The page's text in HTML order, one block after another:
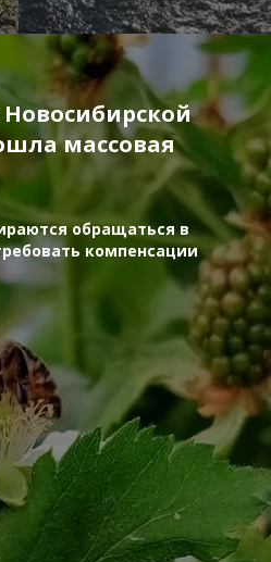
массовая
обращаться в
компенсации